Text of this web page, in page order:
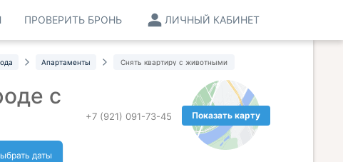
ЛИЧНЫЙ КАБИНЕТ
ПРОВЕРИТЬ БРОНЬ
Апартаменты Снять квартиру с животными
Показать карту
+7 (921) 091-73-45
с
даты